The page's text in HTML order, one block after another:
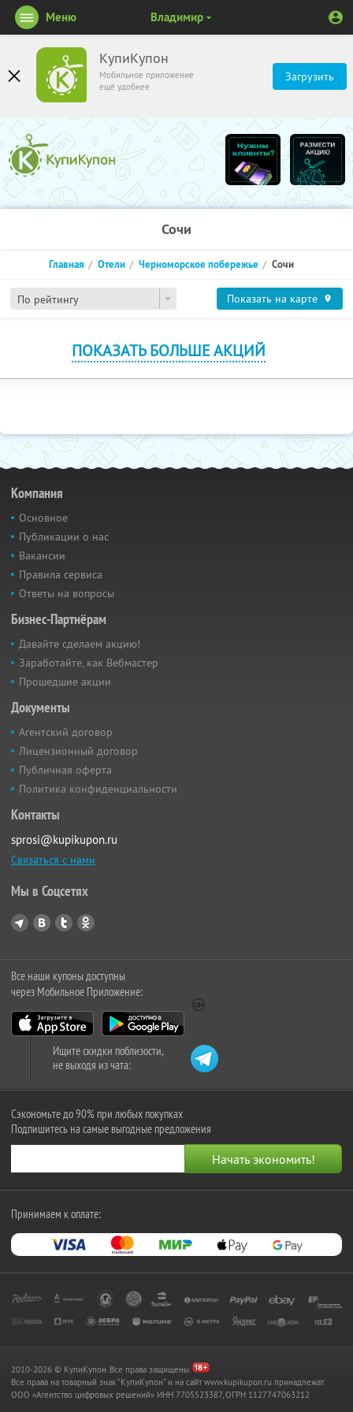
КупиКупон
Мобильное приложение
ещё удобнее
Загрузить
Меню Владимир
Сочи
По рейтингу
Главная Отели Черноморское побережье Сочи
Показать на карте
ПОКАЗАТЬ БОЛЬШЕ АКЦИЙ
Компания
Основное
Публикации о нас
Вакансии
Правила сервиса
Ответы на вопросы
Бизнес-Партнёрам
Давайте сделаем акцию!
Заработайте, как Вебмастер
Прошедшие акции
Документы
Агентский договор
Лицензионный договор
Публичная оферта
Политика конфиденциальности
Контакты
sprosi@kupikupon.ru
Связаться с нами
Мы в Соцсетях
Все наши купоны доступны
через Мобильное Приложение:
Ищите скидки поблизости,
не выходя из чата:
Сэкономьте до 90% при любых покупках
Подпишитесь на самые выгодные предложения
Принимаем к оплате:
2010-2026 © КупиКупон. Все права защищены.
Все права на товарный знак "КупиКупон" и на сайт www.kupikupon.ru принадлежат
OOO «Агентство цифровых решений» ИНН 7705523387, ОГРН 1127747063212